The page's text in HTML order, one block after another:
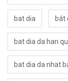
bat dia bát
bat dia da han
bat dia da nhat